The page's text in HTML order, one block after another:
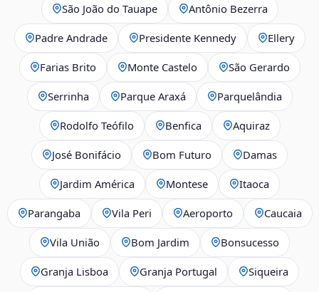
São João do Tauape Antônio Bezerra
Padre Andrade Presidente Kennedy Ellery
Farias Brito Monte Castelo São Gerardo
Serrinha Parque Araxá Parquelândia
Rodolfo Teófilo Benfica Aquiraz
José Bonifácio Bom Futuro Damas
Jardim América Montese Itaoca
Parangaba Vila Peri Aeroporto Caucaia
Vila União Bom Jardim Bonsucesso
Granja Lisboa Granja Portugal Siqueira